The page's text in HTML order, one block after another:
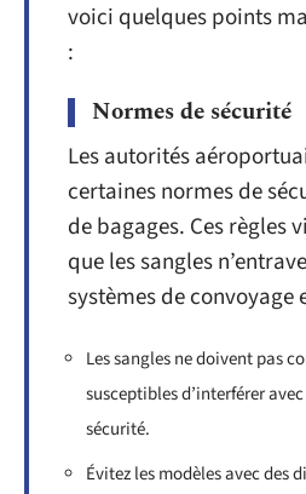
voici quelques points
:
Normes de sécurité
Les autorités
certaines normes de
de bagages. Ces règles
que les sangles
systèmes de convoyage
Les sangles ne doivent pas
susceptibles d’interférer
sécurité.
Évitez les modèles avec des